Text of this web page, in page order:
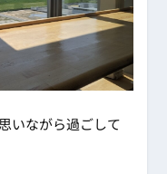
いながら過ごして